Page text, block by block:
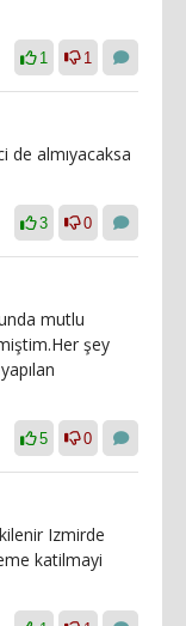
1 1
de almıyacaksa
3 0
mutlu
şey
5 0
Izmirde
katilmayi